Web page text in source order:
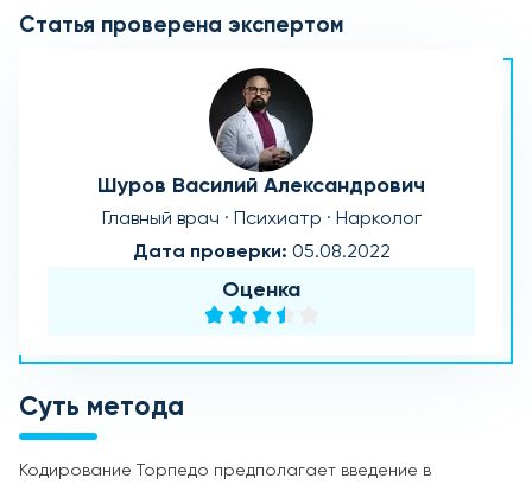
Статья проверена экспертом
Шуров Василий Александрович
Главный врач · Психиатр · Нарколог
Дата проверки: 05.08.2022
Оценка
Суть метода
Кодирование Торпедо предполагает введение в